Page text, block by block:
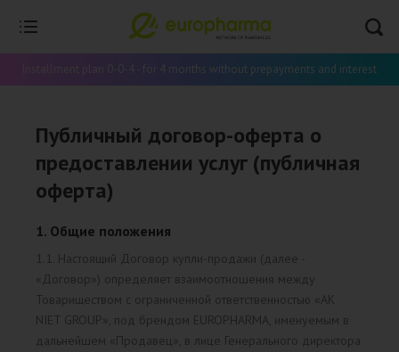
Installment plan 0-0-4 - for 4 months without prepayments and interest
Публичный договор-оферта о
предоставлении услуг (публичная
оферта)
1. Общие положения
1.1. Настоящий Договор купли-продажи (далее -
«Договор») определяет взаимоотношения между
Товариществом с ограниченной ответственностью «AK
NIET GROUP», под брендом EUROPHARMA, именуемым в
дальнейшем «Продавец», в лице Генерального директора